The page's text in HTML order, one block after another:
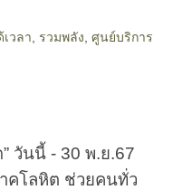
เวลา รวมพลัง ,ศูนย์บริการ
วันนี้ - 30 พ.ย.67
คโลหิต ช่วยคนทั่ว